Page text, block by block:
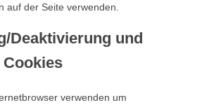
auf der Seite verwenden.
Deaktivierung und
verwenden um